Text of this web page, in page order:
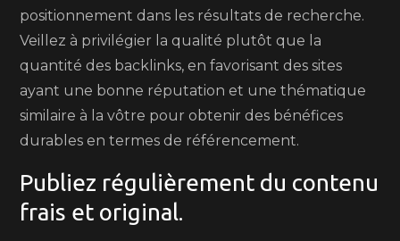
positionnement dans les résultats de recherche.
Veillez à privilégier la qualité plutôt que la
quantité des backlinks, en favorisant des sites
ayant une bonne réputation et une thématique
similaire à la vôtre pour obtenir des bénéfices
durables en termes de référencement.
Publiez régulièrement du contenu
frais et original.